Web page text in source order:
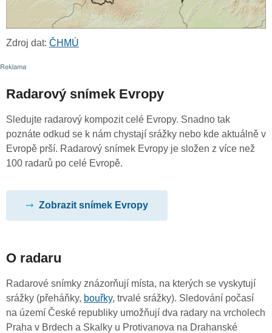
Zdroj dat: ČHMÚ
Radarový snímek Evropy
Sledujte radarový kompozit celé Evropy. Snadno tak
poznáte odkud se k nám chystají srážky nebo kde aktuálně v
Evropě prší. Radarový snímek Evropy je složen z více než
100 radarů po celé Evropě.
Zobrazit snímek Evropy
O radaru
Radarové snímky znázorňují místa, na kterých se vyskytují
srážky (přeháňky, bouřky, trvalé srážky). Sledování počasí
na území České republiky umožňují dva radary na vrcholech
Praha v Brdech a Skalky u Protivanova na Drahanské